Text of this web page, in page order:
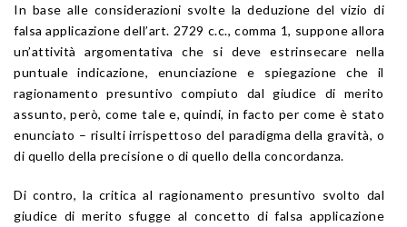
In base alle considerazioni svolte la deduzione del vizio di
falsa applicazione dell’art. 2729 c.c., comma 1, suppone allora
un’attività argomentativa che si deve estrinsecare nella
puntuale indicazione, enunciazione e spiegazione che il
ragionamento presuntivo compiuto dal giudice di merito
assunto, però, come tale e, quindi, in facto per come è stato
enunciato – risulti irrispettoso del paradigma della gravità, o
di quello della precisione o di quello della concordanza.
Di contro, la critica al ragionamento presuntivo svolto dal
giudice di merito sfugge al concetto di falsa applicazione